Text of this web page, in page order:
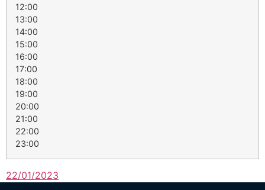
12:00
13:00
14:00
15:00
16:00
17:00
18:00
19:00
20:00
21:00
22:00
23:00
22/01/2023